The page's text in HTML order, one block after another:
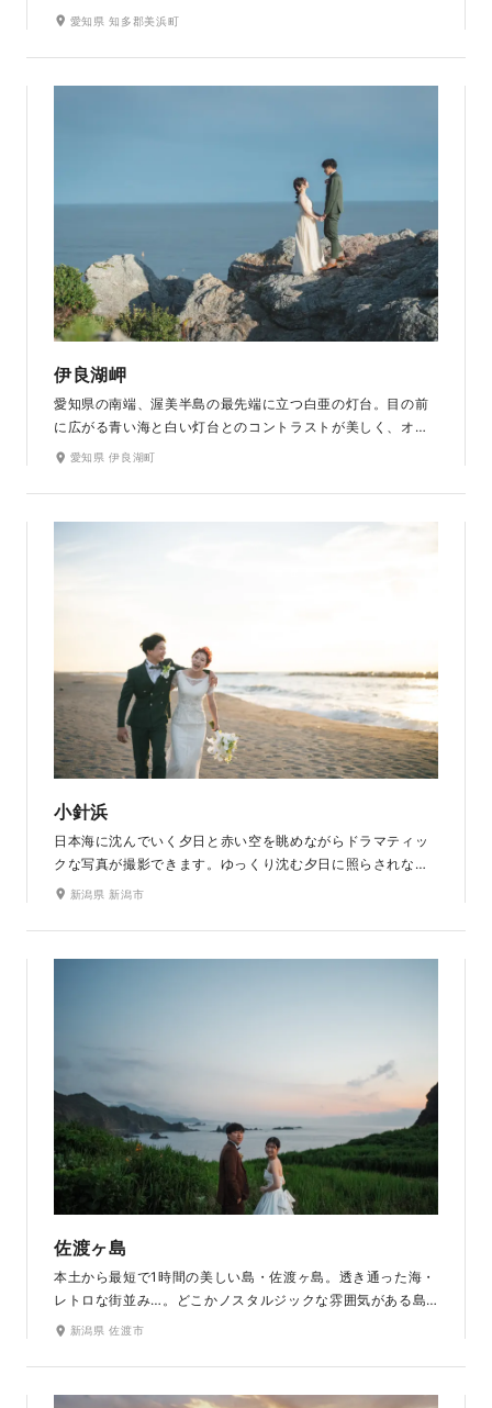
白のウエディングドレスと、時の移ろいとともに色合いを変
影を。りんくうビーチ・多屋海岸・内海海岸・野間灯台より
ロケーションをお選びいただけます。
愛知県 知多郡美浜町
伊良湖岬
愛知県の南端、渥美半島の最先端に立つ白亜の灯台。目の前
に広がる青い海と白い灯台とのコントラストが美しく、オレ
ンジ色に染め上げられる夕景も魅力です。恋愛のパワースポ
しい砂浜のある「恋路ヶ浜」から、近くのバリ風のカフェでリ
ゾートウェディングなパーティフォトも可能。純白のウエデ
愛知県 伊良湖町
小針浜
日本海に沈んでいく夕日と赤い空を眺めながらドラマティッ
クな写真が撮影できます。ゆっくり沈む夕日に照らされなが
ら砂浜を歩きます。風で押し寄せる波は日本海ならでは。海
す。ラヴィファクトリー新潟店から車で約20分とアクセスの
良さも魅力のひとつです。
新潟県 新潟市
佐渡ヶ島
本土から最短で1時間の美しい島・佐渡ヶ島。透き通った海・
レトロな街並み…。どこかノスタルジックな雰囲気がある島
です。雄大な自然に囲まれ、開放感あふれています。観光地
しても絵になります。夜は、期間限定のライトアップがあ
り、お昼とは違った幻想的な雰囲気で撮影することができま
新潟県 佐渡市